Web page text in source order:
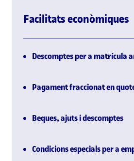
Facilitats econòmiques
Descomptes per a matrícula
Pagament fraccionat en
Beques, ajuts i descomptes
Condicions especials per a